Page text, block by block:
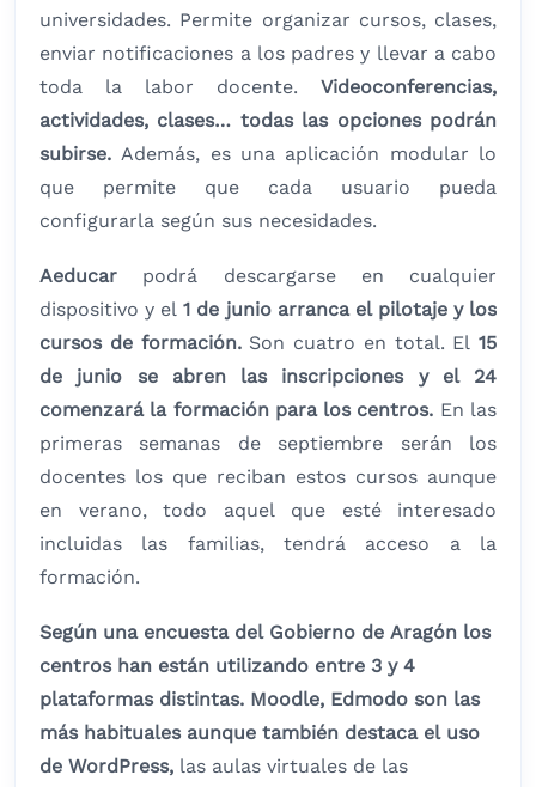
universidades. Permite organizar cursos, clases,
enviar notificaciones a los padres y llevar a cabo
toda la labor docente. Videoconferencias,
actividades, clases… todas las opciones podrán
subirse. Además, es una aplicación modular lo
que permite que cada usuario pueda
configurarla según sus necesidades.
Aeducar podrá descargarse en cualquier
dispositivo y el1 de junio arranca el pilotaje y los
cursos de formación.Son cuatro en total. El 15
de junio se abren las inscripciones y el 24
comenzará la formación para los centros. En las
primeras semanas de septiembre serán los
docentes los que reciban estos cursos aunque
en verano, todo aquel que esté interesado
incluidas las familias, tendrá acceso a la
formación.
Según una encuesta del Gobierno de Aragón los
centros han están utilizando entre 3 y 4
plataformas distintas. Moodle, Edmodo son las
más habituales aunque también destaca el uso
de WordPress, las aulas virtuales de las